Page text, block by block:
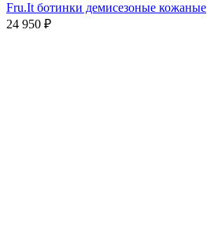
Fru.It ботинки демисезоные кожаные
24 950 ₽